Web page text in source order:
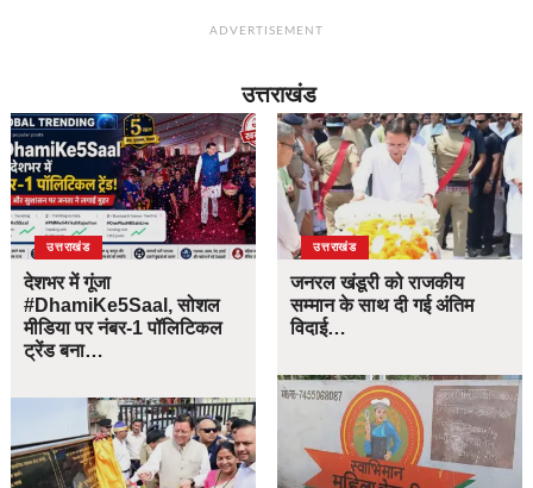
ADVERTISEMENT
उत्तराखंड
उत्तराखंड
देशभर में गूंजा
#DhamiKe5Saal, सोशल
मीडिया पर नंबर-1 पॉलिटिकल
ट्रेंड बना…
उत्तराखंड
जनरल खंडूरी को राजकीय
सम्मान के साथ दी गई अंतिम
विदाई…